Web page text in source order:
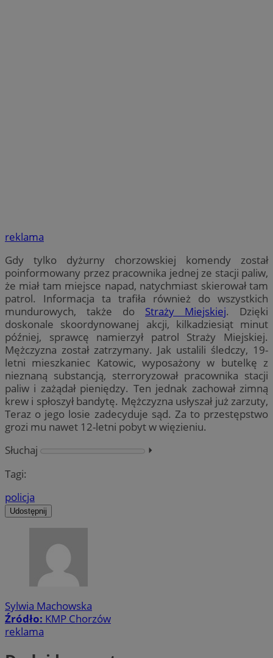
reklama
Gdy tylko dyżurny chorzowskiej komendy został
poinformowany przez pracownika jednej ze stacji paliw,
że miał tam miejsce napad, natychmiast skierował tam
patrol. Informacja ta trafiła również do wszystkich
mundurowych, także do Straży Miejskiej. Dzięki
doskonale skoordynowanej akcji, kilkadziesiąt minut
później, sprawcę namierzył patrol Straży Miejskiej.
Mężczyzna został zatrzymany. Jak ustalili śledczy, 19-
letni mieszkaniec Katowic, wyposażony w butelkę z
nieznaną substancją, sterroryzował pracownika stacji
paliw i zażądał pieniędzy. Ten jednak zachował zimną
krew i spłoszył bandytę. Mężczyzna usłyszał już zarzuty,
Teraz o jego losie zadecyduje sąd. Za to przestępstwo
grozi mu nawet 12-letni pobyt w więzieniu.
Słuchaj
⏵︎
Tagi:
policja
Udostępnij
Sylwia Machowska
Źródło: KMP Chorzów
reklama